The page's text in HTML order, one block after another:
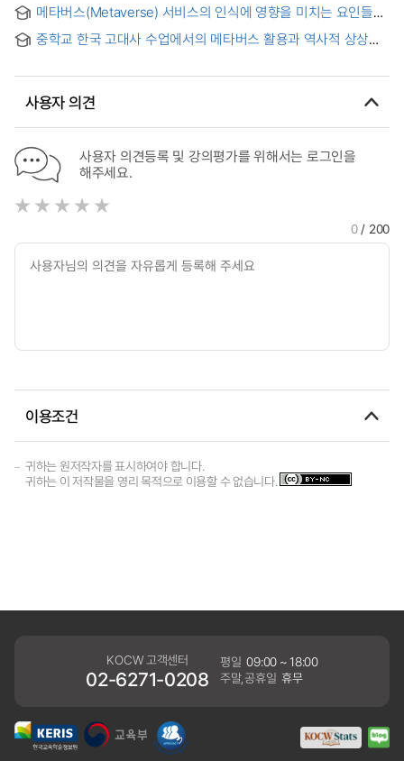
A Study on Corporate Exhibition and User Experience in
Metaverse Environment : Focusing on the case of
CES2021 online virtual exhibition site operation company
메타버스(Metaverse) 서비스의 인식에 영향을 미치는 요인들에
중학교 한국 고대사 수업에서의 메타버스 활용과 역사적 상상력
사용자 의견
사용자 의견등록 및 강의평가를 위해서는 로그인을
해주세요.
0/ 200
이용조건
귀하는 원저작자를 표시하여야 합니다.
귀하는 이 저작물을 영리 목적으로 이용할 수 없습니다.
KOCW 고객센터
02-6271-0208
평일 09:00 ~ 18:00
주말,공휴일 휴무